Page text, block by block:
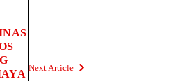
Next Article